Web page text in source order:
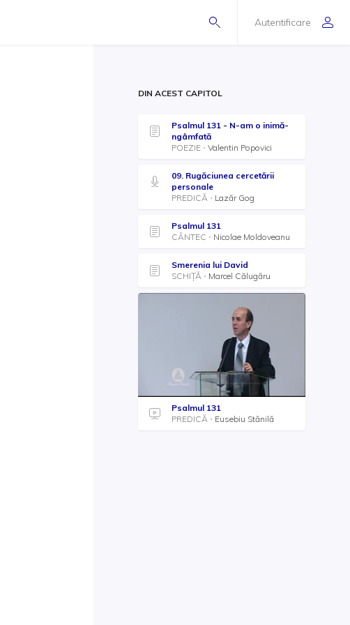
Autentificare
DIN ACEST CAPITOL
Psalmul 131 - N-am o inimă-
ngâmfată
POEZIE
Valentin Popovici
09. Rugăciunea cercetării
personale
PREDICĂ
Lazăr Gog
Psalmul 131
CÂNTEC
Nicolae Moldoveanu
Smerenia lui David
SCHIȚĂ
Marcel Călugăru
Psalmul 131
PREDICĂ
Eusebiu Stănilă